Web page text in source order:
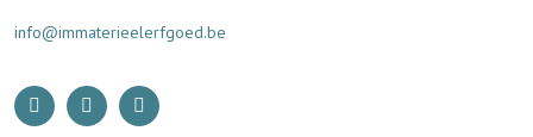
info@immaterieelerfgoed.be